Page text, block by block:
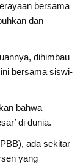
bersama
dan
dihimbau
bersama siswi-
bahwa
di dunia.
ada sekitar
yang